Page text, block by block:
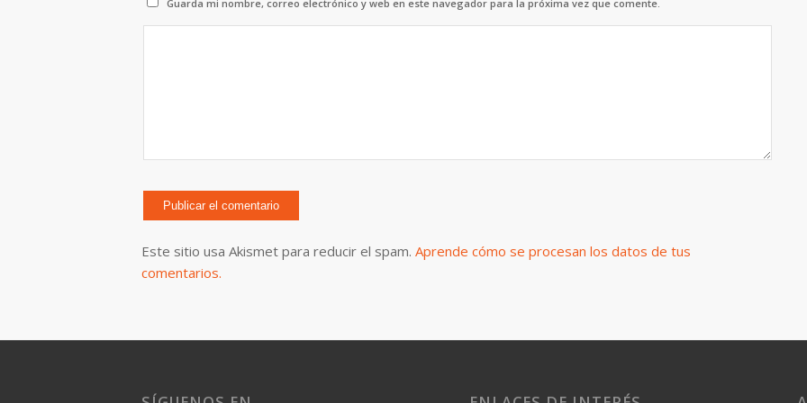
Guarda mi nombre, correo electrónico y web en este navegador para la próxima vez que comente.
Este sitio usa Akismet para reducir el spam. Aprende cómo se procesan los datos de tus
comentarios.